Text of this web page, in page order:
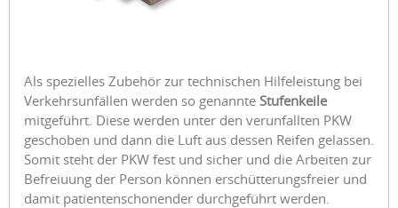
Als spezielles Zubehör zur technischen Hilfeleistung bei
Verkehrsunfällen werden so genannte Stufenkeile
mitgeführt. Diese werden unter den verunfallten PKW
geschoben und dann die Luft aus dessen Reifen gelassen.
Somit steht der PKW fest und sicher und die Arbeiten zur
Befreiuung der Person können erschütterungsfreier und
damit patientenschonender durchgeführt werden.